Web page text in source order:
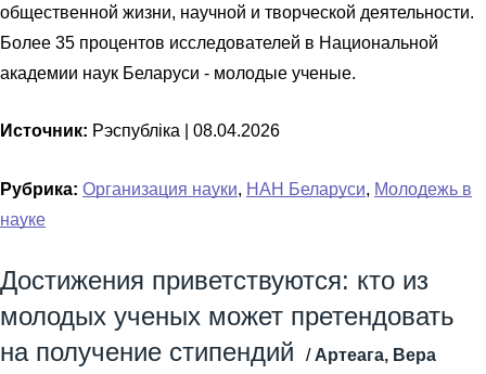
общественной жизни, научной и творческой деятельности.
Более 35 процентов исследователей в Национальной
академии наук Беларуси - молодые ученые.
Источник: Рэспубліка | 08.04.2026
Рубрика: Организация науки, НАН Беларуси, Молодежь в
науке
Достижения приветствуются: кто из
молодых ученых может претендовать
на получение стипендий
/Артеага, Вера